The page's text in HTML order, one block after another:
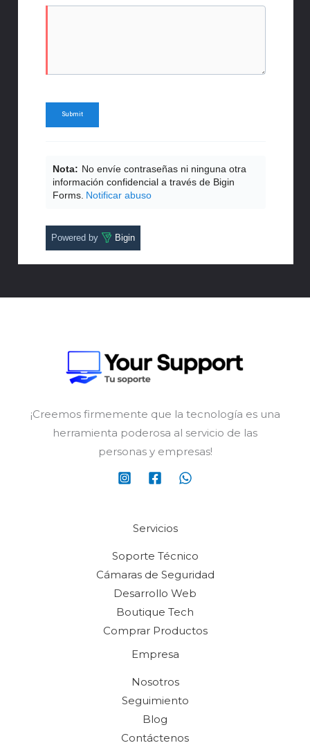
Nota: No envíe contraseñas ni ninguna otra
información confidencial a través de Bigin
Forms. Notificar abuso
Powered by Bigin
¡Creemos firmemente que la tecnología es una
herramienta poderosa al servicio de las
personas y empresas!
Servicios
Soporte Técnico
Cámaras de Seguridad
Desarrollo Web
Boutique Tech
Comprar Productos
Empresa
Nosotros
Seguimiento
Blog
Contáctenos